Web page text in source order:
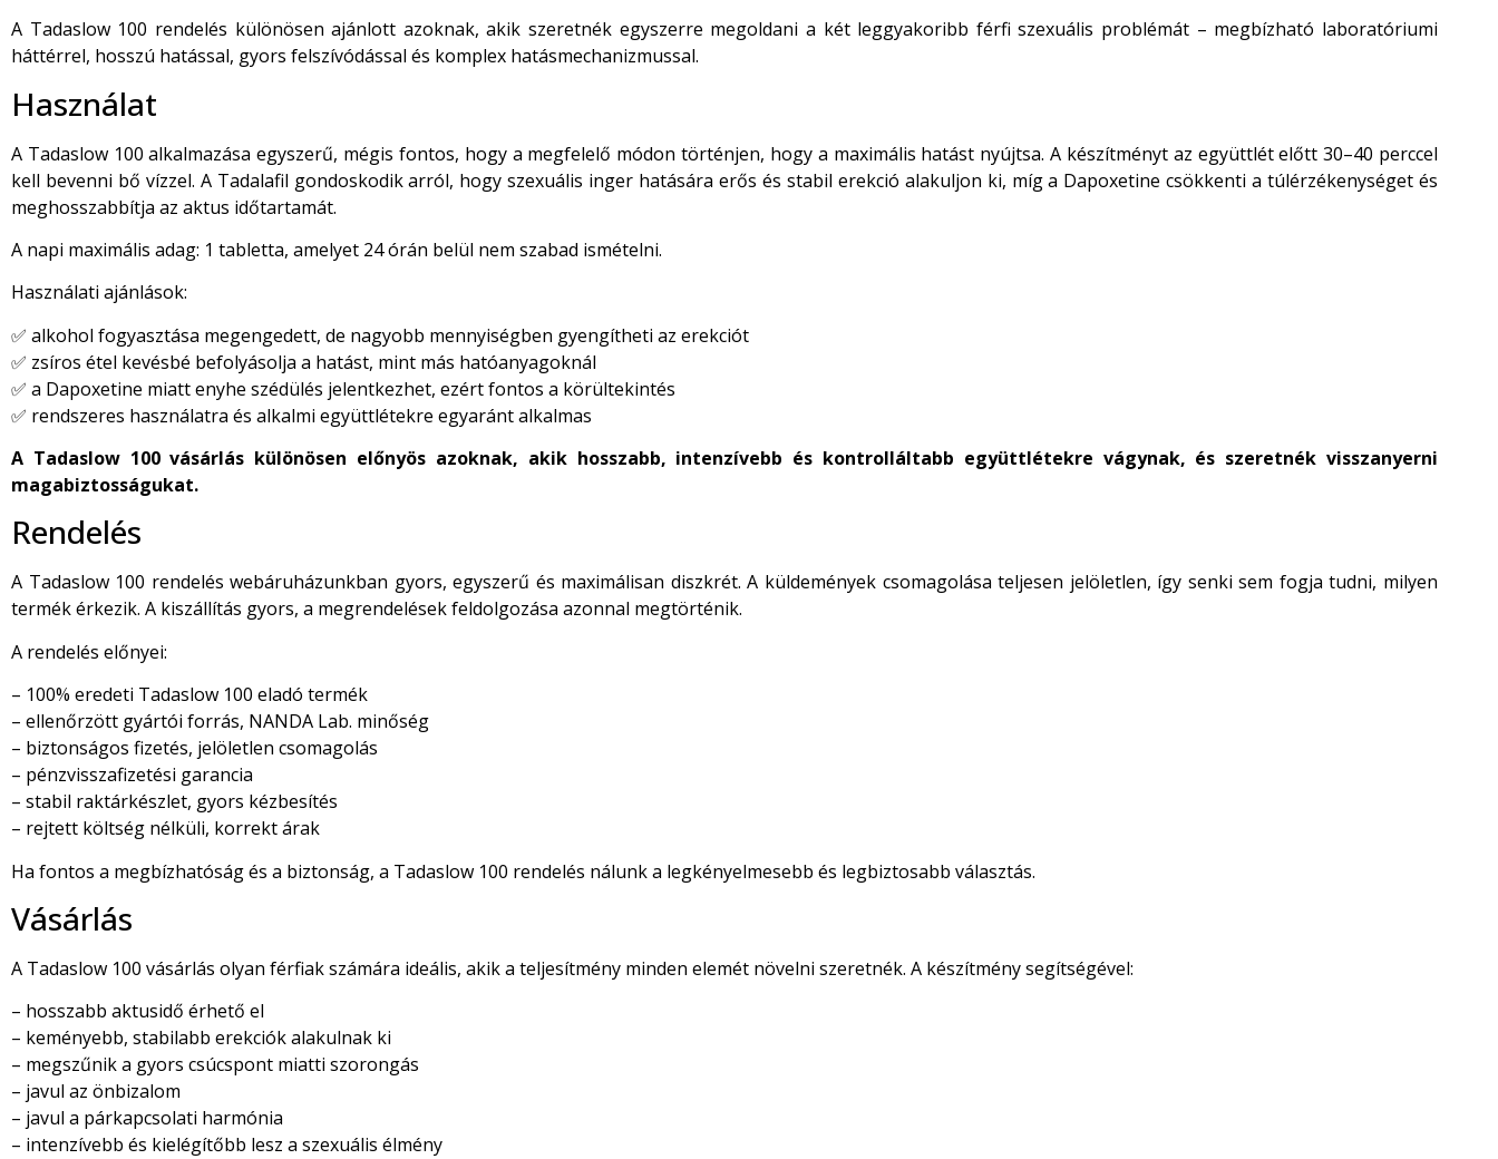
A Tadaslow 100 rendelés különösen ajánlott azoknak, akik szeretnék egyszerre megoldani a két leggyakoribb férfi szexuális problémát – megbízható laboratóriumi
háttérrel, hosszú hatással, gyors felszívódással és komplex hatásmechanizmussal.
Használat
A Tadaslow 100 alkalmazása egyszerű, mégis fontos, hogy a megfelelő módon történjen, hogy a maximális hatást nyújtsa. A készítményt az együttlét előtt 30–40 perccel
kell bevenni bő vízzel. A Tadalafil gondoskodik arról, hogy szexuális inger hatására erős és stabil erekció alakuljon ki, míg a Dapoxetine csökkenti a túlérzékenységet és
meghosszabbítja az aktus időtartamát.
A napi maximális adag: 1 tabletta, amelyet 24 órán belül nem szabad ismételni.
Használati ajánlások:
✅ alkohol fogyasztása megengedett, de nagyobb mennyiségben gyengítheti az erekciót
✅ zsíros étel kevésbé befolyásolja a hatást, mint más hatóanyagoknál
✅ a Dapoxetine miatt enyhe szédülés jelentkezhet, ezért fontos a körültekintés
✅ rendszeres használatra és alkalmi együttlétekre egyaránt alkalmas
A Tadaslow 100 vásárlás különösen előnyös azoknak, akik hosszabb, intenzívebb és kontrolláltabb együttlétekre vágynak, és szeretnék visszanyerni
magabiztosságukat.
Rendelés
A Tadaslow 100 rendelés webáruházunkban gyors, egyszerű és maximálisan diszkrét. A küldemények csomagolása teljesen jelöletlen, így senki sem fogja tudni, milyen
termék érkezik. A kiszállítás gyors, a megrendelések feldolgozása azonnal megtörténik.
A rendelés előnyei:
– 100% eredeti Tadaslow 100 eladó termék
– ellenőrzött gyártói forrás, NANDA Lab. minőség
– biztonságos fizetés, jelöletlen csomagolás
– pénzvisszafizetési garancia
– stabil raktárkészlet, gyors kézbesítés
– rejtett költség nélküli, korrekt árak
Ha fontos a megbízhatóság és a biztonság, a Tadaslow 100 rendelés nálunk a legkényelmesebb és legbiztosabb választás.
Vásárlás
A Tadaslow 100 vásárlás olyan férfiak számára ideális, akik a teljesítmény minden elemét növelni szeretnék. A készítmény segítségével:
– hosszabb aktusidő érhető el
– keményebb, stabilabb erekciók alakulnak ki
– megszűnik a gyors csúcspont miatti szorongás
– javul az önbizalom
– javul a párkapcsolati harmónia
– intenzívebb és kielégítőbb lesz a szexuális élmény